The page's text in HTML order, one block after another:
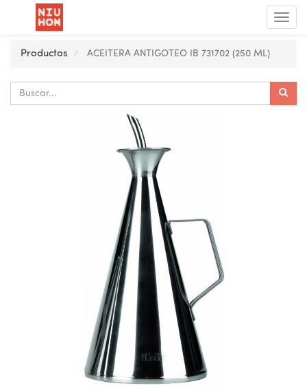
Menú
de
Productos
ACEITERA ANTIGOTEO IB 731702 (250 ML)